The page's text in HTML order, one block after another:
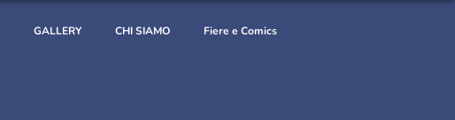
GALLERY CHI SIAMO Fiere e Comics